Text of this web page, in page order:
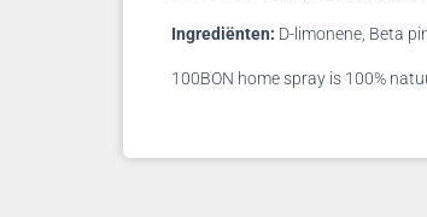
Ingrediënten: D-limonene, Beta
100BON home spray is 100%